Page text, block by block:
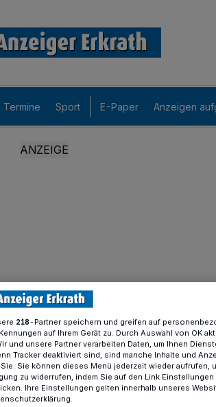
Termine Sport E-Paper Anzeigen
Delegation des TC Grün-Weiß Hochdahl in
218-Partner speichern und greifen auf
auf Ihrem Gerät zu. Durch Auswahl von OK
und unsere Partner verarbeiten Daten, um Ihnen
Tracker deaktiviert sind, sind manche Inhalte und
Sie können dieses Menü jederzeit wieder aufrufen,
zu widerrufen, indem Sie auf den Link
Ihre Einstellungen gelten innerhalb unseres